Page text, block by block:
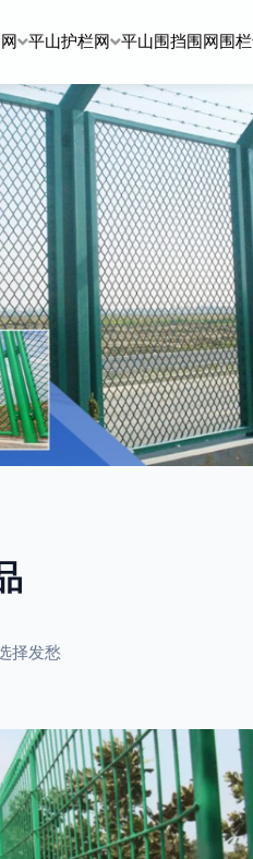
平山护栏网 平山围挡围网围栏
择发愁